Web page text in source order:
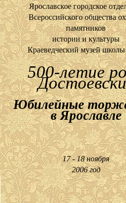
Ярославское городское
Всероссийского общества
памятников
истории и культуры
Краеведческий музей
500-летие
Юбилейные
в Ярославле
17 - 18 ноября
2006 год